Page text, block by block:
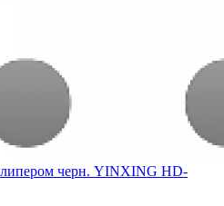
черн. YINXING HD-